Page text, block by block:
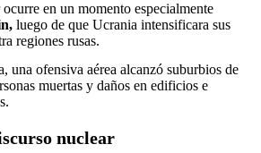
en un momento especialmente
luego de que Ucrania intensificara sus
regiones rusas.
una ofensiva aérea alcanzó suburbios de
muertas y daños en edificios e
nuclear